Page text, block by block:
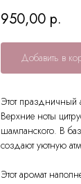
950,00 р.
Добавить в
Этот праздничный
Верхние ноты
шампанского. В
создают уютную
Этот аромат